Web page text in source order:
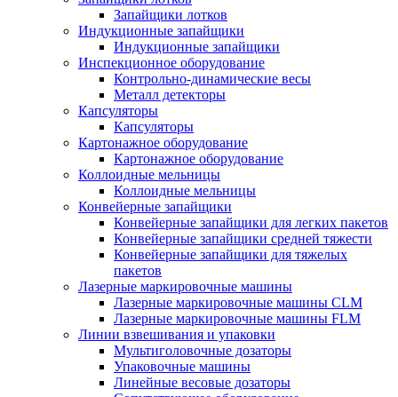
Запайщики лотков
Индукционные запайщики
Индукционные запайщики
Инспекционное оборудование
Контрольно-динамические весы
Металл детекторы
Капсуляторы
Капсуляторы
Картонажное оборудование
Картонажное оборудование
Коллоидные мельницы
Коллоидные мельницы
Конвейерные запайщики
Конвейерные запайщики для легких пакетов
Конвейерные запайщики средней тяжести
Конвейерные запайщики для тяжелых
пакетов
Лазерные маркировочные машины
Лазерные маркировочные машины CLM
Лазерные маркировочные машины FLM
Линии взвешивания и упаковки
Мультиголовочные дозаторы
Упаковочные машины
Линейные весовые дозаторы